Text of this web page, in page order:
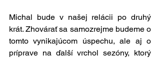
Michal bude v našej relácii po druhý
krát. Zhovárať sa samozrejme budeme o
tomto vynikajúcom úspechu, ale aj o
príprave na ďalší vrchol sezóny, ktorý